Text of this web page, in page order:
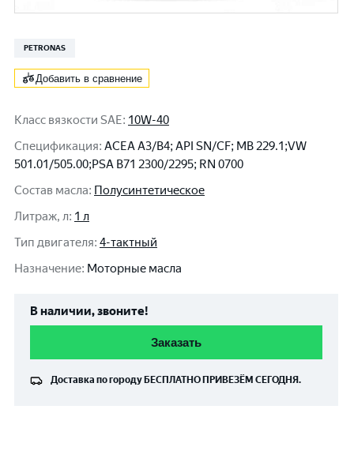
PETRONAS
Добавить в сравнение
Класс вязкости SAE: 10W-40
Спецификация: ACEA A3/B4; API SN/CF; MB 229.1;VW
501.01/505.00;PSA B71 2300/2295; RN 0700
Состав масла: Полусинтетическое
Литраж, л: 1 л
Тип двигателя: 4-тактный
Назначение: Моторные масла
В наличии, звоните!
Заказать
Доставка по городу БЕСПЛАТНО ПРИВЕЗЁМ СЕГОДНЯ.